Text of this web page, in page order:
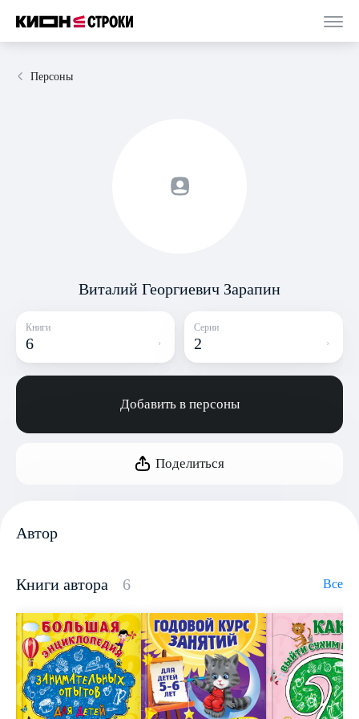
Персоны
Виталий Георгиевич Зарапин
Книги
6
Серии
2
Добавить в персоны
Поделиться
Автор
Книги автора 6 Все